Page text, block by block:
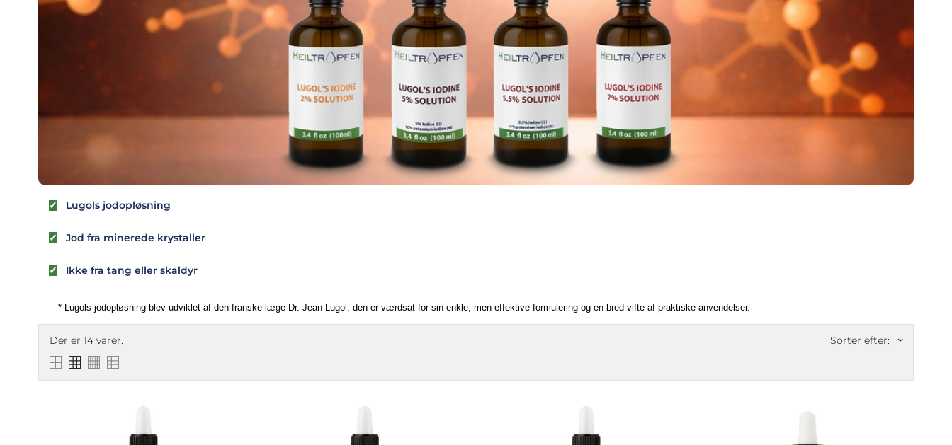
✓ Lugols jodopløsning
✓ Jod fra minerede krystaller
✓ Ikke fra tang eller skaldyr
* Lugols jodopløsning blev udviklet af den franske læge Dr. Jean Lugol; den er værdsat for sin enkle, men effektive formulering og en bred vifte af praktiske anvendelser.
Der er 14 varer. Sorter efter: keyboard_arrow_down